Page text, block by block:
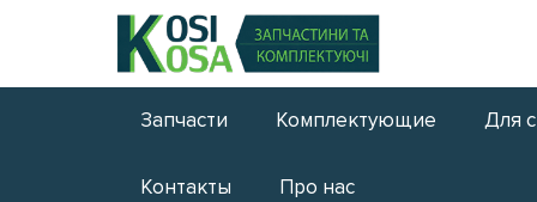
Запчасти Комплектующие Для
Контакты Про нас